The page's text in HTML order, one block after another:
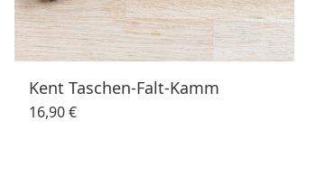
Kent Taschen-Falt-Kamm
16,90 €